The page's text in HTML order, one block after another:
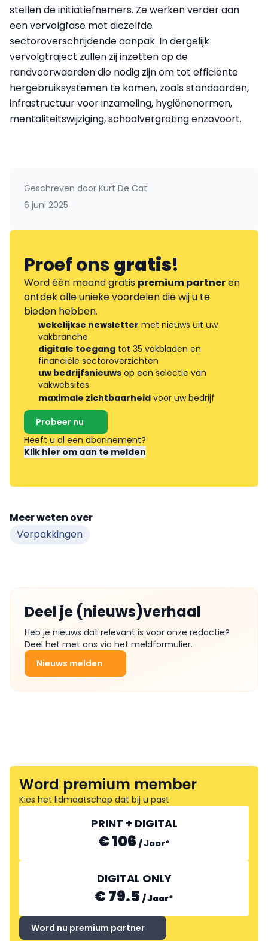
stellen de initiatiefnemers. Ze werken verder aan
een vervolgfase met diezelfde
sectoroverschrijdende aanpak. In dergelijk
vervolgtraject zullen zij inzetten op de
randvoorwaarden die nodig zijn om tot efficiënte
hergebruiksystemen te komen, zoals standaarden,
infrastructuur voor inzameling, hygiënenormen,
mentaliteitswijziging, schaalvergroting enzovoort.
Geschreven door Kurt De Cat
6 juni 2025
Proef onsgratis!
Word één maand gratis premium partneren
ontdek alle unieke voordelen die wij u te
bieden hebben.
wekelijkse newsletter met nieuws uit uw
vakbranche
digitale toegang tot 35 vakbladen en
financiële sectoroverzichten
uw bedrijfsnieuws op een selectie van
vakwebsites
maximale zichtbaarheid voor uw bedrijf
Probeer nu
Heeft u al een abonnement?
Klik hier om aan te melden
Meer weten over
Verpakkingen
Deel je (nieuws)verhaal
Heb je nieuws dat relevant is voor onze redactie?
Deel het met ons via het meldformulier.
Nieuws melden
Word premium member
Kies het lidmaatschap dat bij u past
PRINT + DIGITAL
€ 106 /Jaar*
DIGITAL ONLY
€ 79.5 /Jaar*
Word nu premium partner